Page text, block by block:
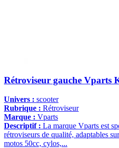
Rétroviseur gauche Vparts
Univers : scooter
Rubrique : Rétroviseur
Marque : Vparts
Descriptif : La marque Vparts est
rétroviseurs de qualité, adaptables
motos 50cc, cylos,...